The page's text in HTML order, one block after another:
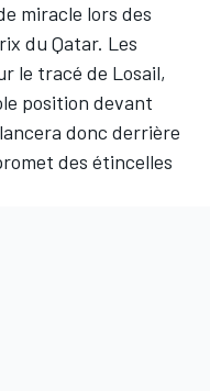
miracle lors des
du Qatar. Les
le tracé de Losail,
position devant
donc derrière
des étincelles